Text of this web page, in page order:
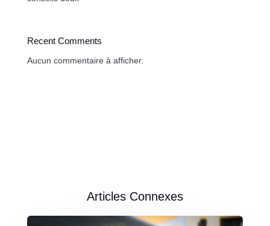
Recent Comments
Aucun commentaire à afficher.
Articles Connexes